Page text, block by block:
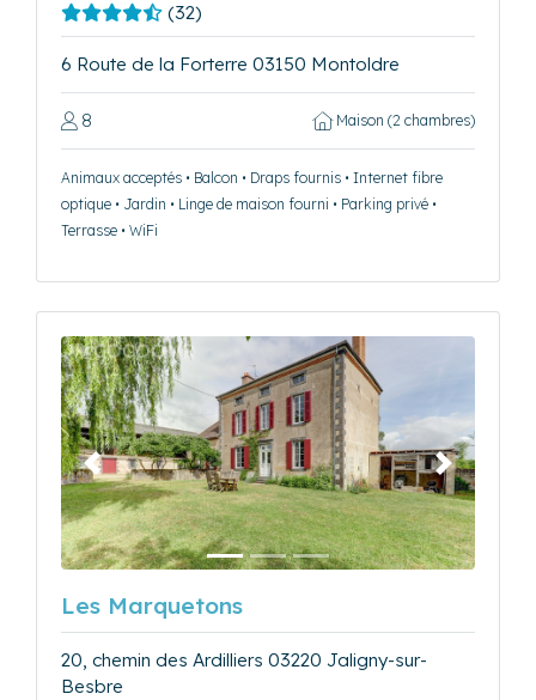
(32)
6 Route de la Forterre 03150 Montoldre
8 Maison (2 chambres)
Animaux acceptés • Balcon • Draps fournis • Internet fibre
optique • Jardin • Linge de maison fourni • Parking privé •
Terrasse • WiFi
Précédent Suivant
Les Marquetons
20, chemin des Ardilliers 03220 Jaligny-sur-
Besbre